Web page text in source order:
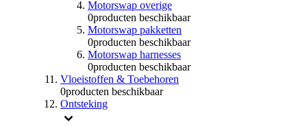
Motorswap overige
0producten beschikbaar
Motorswap pakketten
0producten beschikbaar
Motorswap harnesses
0producten beschikbaar
Vloeistoffen & Toebehoren
0producten beschikbaar
Ontsteking